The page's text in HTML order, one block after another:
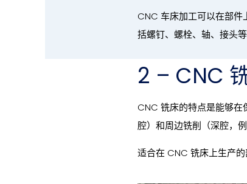
CNC 车床加工可以在部
括螺钉、螺栓、轴、接头等
2 – CNC
CNC 铣床的特点是能够
腔）和周边铣削（深腔，
适合在 CNC 铣床上生产